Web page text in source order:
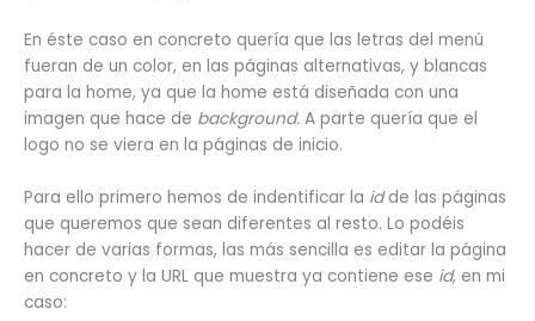
En éste caso en concreto quería que las letras del menú
fueran de un color, en las páginas alternativas, y blancas
para la home, ya que la home está diseñada con una
imagen que hace de background. A parte quería que el
logo no se viera en la páginas de inicio.
Para ello primero hemos de indentificar la idde las páginas
que queremos que sean diferentes al resto. Lo podéis
hacer de varias formas, las más sencilla es editar la página
en concreto y la URL que muestra ya contiene ese id, en mi
caso: